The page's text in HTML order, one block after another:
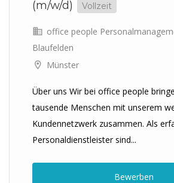
(m/w/d)
Vollzeit
office people
Blaufelden
Münster
Über uns Wir bei office people
tausende Menschen mit unserem
Kundennetzwerk zusammen. Als
Personaldienstleister sind...
Bewerben